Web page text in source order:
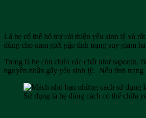
Lá hẹ có thể hỗ trợ cải thiện yếu sinh lý và
dùng cho nam giới gặp tình trạng suy giảm
Trong lá hẹ còn chứa các chất như saponin,
nguyên nhân gây yếu sinh lý. Nếu tình
Sử dụng lá hẹ đúng cách có thể chữa